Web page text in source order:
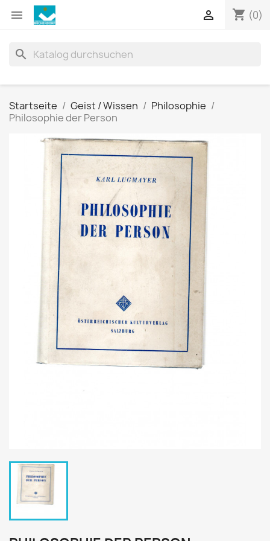
 shopping_cart (0)

search
Startseite Geist / Wissen
Philosophie
Philosophie der Person